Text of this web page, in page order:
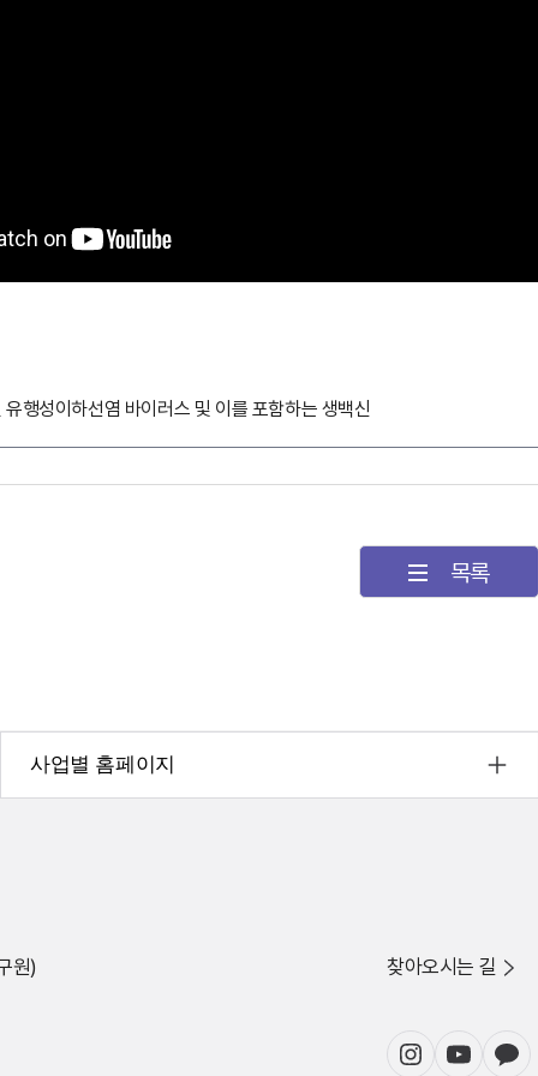
유행성이하선염 바이러스 및 이를 포함하는 생백신
목록
사업별 홈페이지
원) 찾아오시는 길